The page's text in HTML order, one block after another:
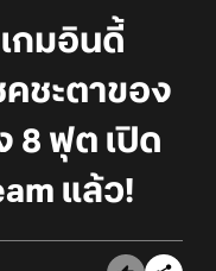
กมอินดี้
คชะตาของ
8 ฟุต เปิด
แล้ว!